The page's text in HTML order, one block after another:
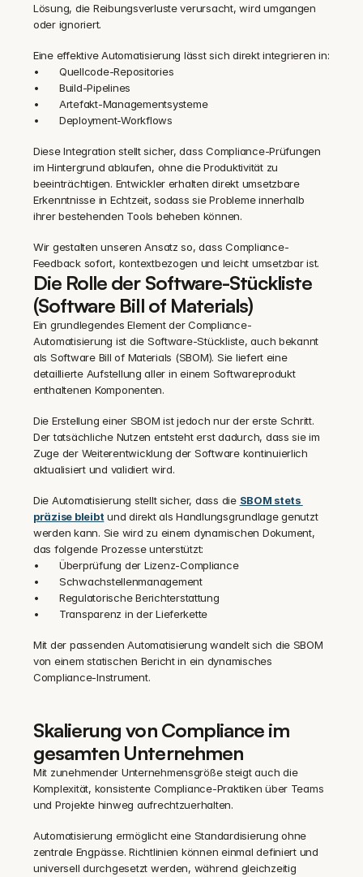
Lösung, die Reibungsverluste verursacht, wird umgangen
oder ignoriert.
Eine effektive Automatisierung lässt sich direkt integrieren in:
•	Quellcode-Repositories
•	Build-Pipelines
•	Artefakt-Managementsysteme
•	Deployment-Workflows
Diese Integration stellt sicher, dass Compliance-Prüfungen
im Hintergrund ablaufen, ohne die Produktivität zu
beeinträchtigen. Entwickler erhalten direkt umsetzbare
Erkenntnisse in Echtzeit, sodass sie Probleme innerhalb
ihrer bestehenden Tools beheben können.
Wir gestalten unseren Ansatz so, dass Compliance-
Feedback sofort, kontextbezogen und leicht umsetzbar ist.
Die Rolle der Software-Stückliste
(Software Bill of Materials)
Ein grundlegendes Element der Compliance-
Automatisierung ist die Software-Stückliste, auch bekannt
als Software Bill of Materials (SBOM). Sie liefert eine
detaillierte Aufstellung aller in einem Softwareprodukt
enthaltenen Komponenten.
Die Erstellung einer SBOM ist jedoch nur der erste Schritt.
Der tatsächliche Nutzen entsteht erst dadurch, dass sie im
Zuge der Weiterentwicklung der Software kontinuierlich
aktualisiert und validiert wird.
Die Automatisierung stellt sicher, dass die SBOM stets
präzise bleibt und direkt als Handlungsgrundlage genutzt
werden kann. Sie wird zu einem dynamischen Dokument,
das folgende Prozesse unterstützt:
•	Überprüfung der Lizenz-Compliance
•	Schwachstellenmanagement
•	Regulatorische Berichterstattung
•	Transparenz in der Lieferkette
Mit der passenden Automatisierung wandelt sich die SBOM
von einem statischen Bericht in ein dynamisches
Compliance-Instrument.
Skalierung von Compliance im
gesamten Unternehmen
Mit zunehmender Unternehmensgröße steigt auch die
Komplexität, konsistente Compliance-Praktiken über Teams
und Projekte hinweg aufrechtzuerhalten.
Automatisierung ermöglicht eine Standardisierung ohne
zentrale Engpässe. Richtlinien können einmal definiert und
universell durchgesetzt werden, während gleichzeitig